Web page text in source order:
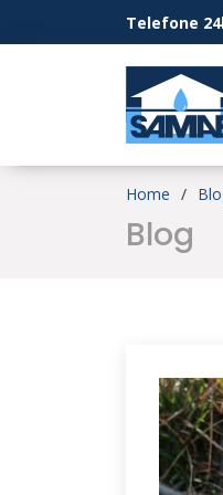
Telefone
Home
Blog